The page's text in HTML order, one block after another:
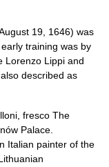
19, 1646) was
training was by
Lorenzo Lippi and
described as
fresco The
Palace.
Italian painter of the